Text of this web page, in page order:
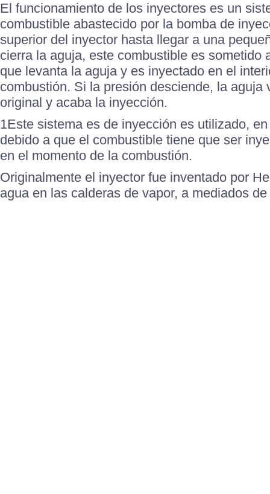
El funcionamiento de los inyectores es un
combustible abastecido por la bomba de
superior del inyector hasta llegar a una
cierra la aguja, este combustible es sometido
que levanta la aguja y es inyectado en el
combustión. Si la presión desciende, la aguja
original y acaba la inyección.
1Este sistema es de inyección es utilizado,
debido a que el combustible tiene que ser
en el momento de la combustión.
Originalmente el inyector fue inventado por
agua en las calderas de vapor, a mediados